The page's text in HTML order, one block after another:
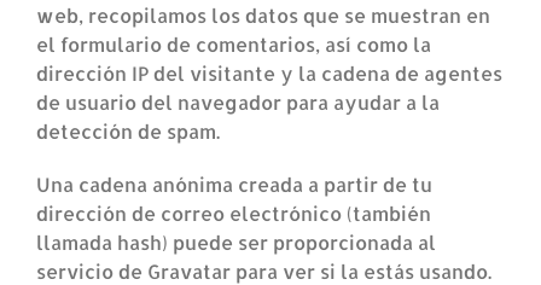
web, recopilamos los datos que se muestran en
el formulario de comentarios, así como la
dirección IP del visitante y la cadena de agentes
de usuario del navegador para ayudar a la
detección de spam.
Una cadena anónima creada a partir de tu
dirección de correo electrónico (también
llamada hash) puede ser proporcionada al
servicio de Gravatar para ver si la estás usando.